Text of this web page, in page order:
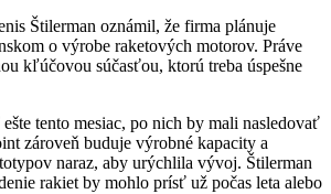
Štilerman oznámil, že firma plánuje
o výrobe raketových motorov. Práve
kľúčovou súčasťou, ktorú treba úspešne
tento mesiac, po nich by mali nasledovať
zároveň buduje výrobné kapacity a
naraz, aby urýchlila vývoj. Štilerman
rakiet by mohlo prísť už počas leta alebo